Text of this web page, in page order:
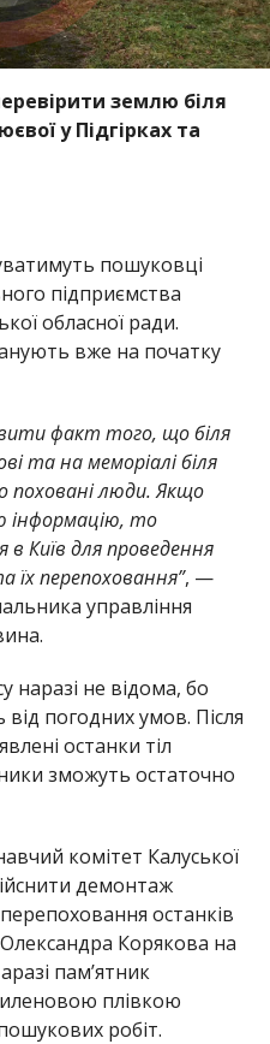
землю біля
у Підгірках та
пошуковці
підприємства
обласної ради.
вже на початку
факт того, що біля
та на меморіалі біля
поховані люди. Якщо
інформацію, то
Київ для проведення
їх перепоховання”, —
управління
наразі не відома, бо
погодних умов. Після
останки тіл
зможуть остаточно
комітет Калуської
демонтаж
останків
Корякова на
пам’ятник
плівкою
робіт.